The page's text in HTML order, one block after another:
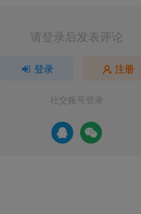
请登录后发表评论
登录 注册
社交账号登录